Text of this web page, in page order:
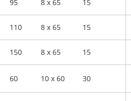
95 8 x 65 15
110 8 x 65 15
150 8 x 65 15
60 10 x 60 30